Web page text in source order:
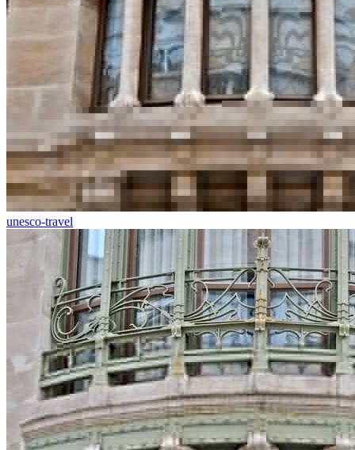
unesco-travel